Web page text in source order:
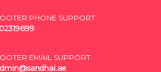
PHONE SUPPORT
EMAIL SUPPORT